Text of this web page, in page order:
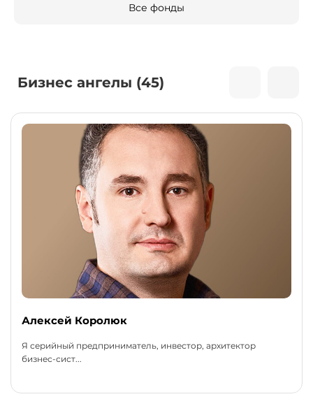
Все фонды
Бизнес ангелы (45)
Алексей Королюк
Я серийный предприниматель, инвестор, архитектор
бизнес-сист...